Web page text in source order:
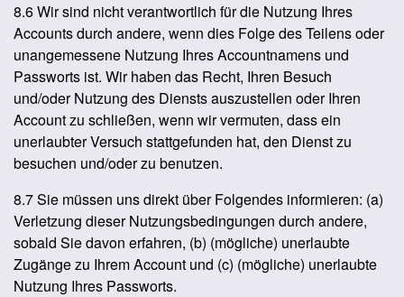
8.6 Wir sind nicht verantwortlich für die Nutzung Ihres
Accounts durch andere, wenn dies Folge des Teilens oder
unangemessene Nutzung Ihres Accountnamens und
Passworts ist. Wir haben das Recht, Ihren Besuch
und/oder Nutzung des Diensts auszustellen oder Ihren
Account zu schließen, wenn wir vermuten, dass ein
unerlaubter Versuch stattgefunden hat, den Dienst zu
besuchen und/oder zu benutzen.
8.7 Sie müssen uns direkt über Folgendes informieren: (a)
Verletzung dieser Nutzungsbedingungen durch andere,
sobald Sie davon erfahren, (b) (mögliche) unerlaubte
Zugänge zu Ihrem Account und (c) (mögliche) unerlaubte
Nutzung Ihres Passworts.